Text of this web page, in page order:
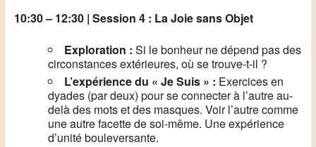
10:30 – 12:30 | Session 4 : La Joie sans Objet
Exploration : Si le bonheur ne dépend pas des
circonstances extérieures, où se trouve-t-il ?
L’expérience du « Je Suis » : Exercices en
dyades (par deux) pour se connecter à l’autre au-
delà des mots et des masques. Voir l’autre comme
une autre facette de soi-même. Une expérience
d’unité bouleversante.